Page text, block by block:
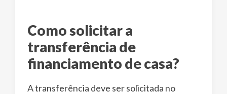
Como solicitar a
transferência de
financiamento de casa?
A transferência deve ser solicitada no